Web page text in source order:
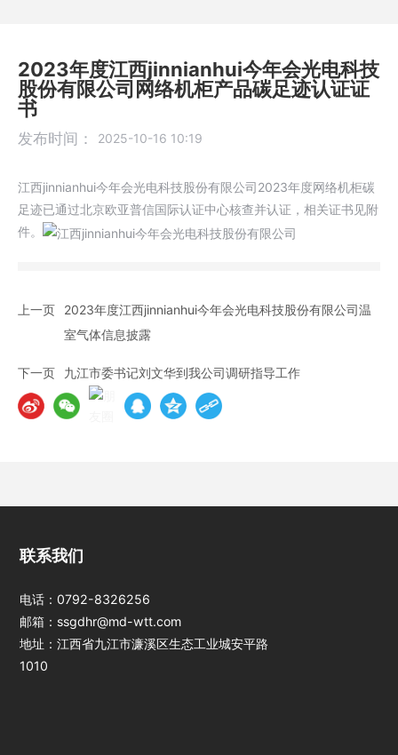
2023年度江西jinnianhui今年会光电科技
股份有限公司网络机柜产品碳足迹认证证
书
发布时间： 2025-10-16 10:19
江西jinnianhui今年会光电科技股份有限公司2023年度网络机柜碳
足迹已通过北京欧亚普信国际认证中心核查并认证，相关证书见附
件。
上一页
2023年度江西jinnianhui今年会光电科技股份有限公司温
室气体信息披露
下一页 九江市委书记刘文华到我公司调研指导工作
联系我们
电话：0792-8326256
邮箱： ssgdhr@md-wtt.com
地址：江西省九江市濂溪区生态工业城安平路
1010